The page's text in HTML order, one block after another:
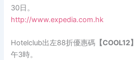
30日。
http://www.expedia.com.hk
Hotelclub出左88折優惠碼 【COOL12】
午3時。